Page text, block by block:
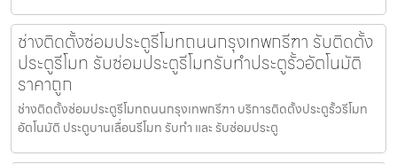
ช่างติดตั้งซ่อมประตูรีโมทถนนกรุงเทพกรีฑา รับติดตั้ง
ประตูรีโมท รับซ่อมประตูรีโมทรับทำประตูรั้วอัตโนมัติ
ราคาถูก
ช่างติดตั้งซ่อมประตูรีโมทถนนกรุงเทพกรีฑา บริการติดตั้งประตูรั้วรีโมท
อัตโนมัติ ประตูบานเลื่อนรีโมท รับทำ และ รับซ่อมประตู